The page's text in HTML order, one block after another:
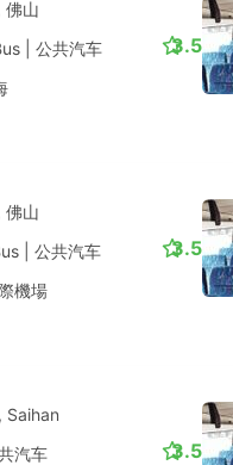
山
公共汽车 3.5
山
公共汽车
機場
3.5
Saihan
汽车 3.5